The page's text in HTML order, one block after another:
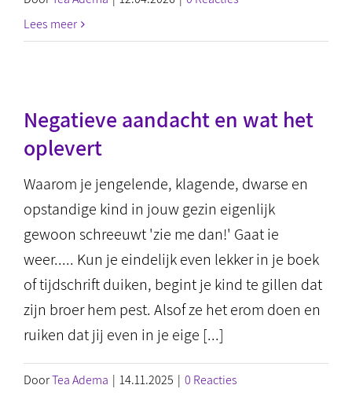
Lees meer
Negatieve aandacht en wat het
oplevert
Waarom je jengelende, klagende, dwarse en
opstandige kind in jouw gezin eigenlijk
gewoon schreeuwt 'zie me dan!' Gaat ie
weer..... Kun je eindelijk even lekker in je boek
of tijdschrift duiken, begint je kind te gillen dat
zijn broer hem pest. Alsof ze het erom doen en
ruiken dat jij even in je eige [...]
DoorTea Adema | 14.11.2025 | 0 Reacties